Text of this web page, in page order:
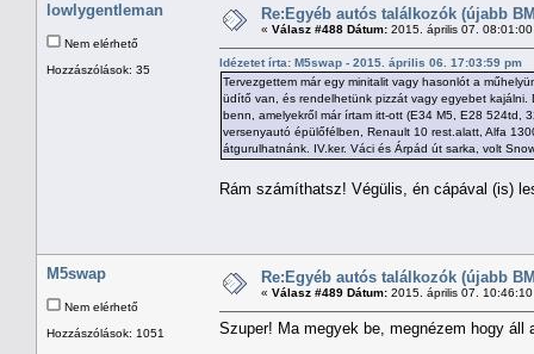
lowlygentleman
Nem elérhető
Hozzászólások: 35
Re:Egyéb autós találkozók (újabb
« Válasz #488 Dátum: 2015. április 07.
Idézetet írta: M5swap - 2015. április 06. 17:03:59 pm
Tervezgettem már egy minitalit vagy hasonlót a
üdítő van, és rendelhetünk pizzát vagy egyebet kajálni.
benn, amelyekről már írtam itt-ott (E34 M5, E28 524td,
versenyautó épülőfélben, Renault 10 rest.alatt, Alfa
átgurulhatnánk. IV.ker. Váci és Árpád út sarka, volt
Rám számíthatsz! Végülis, én cápával (is)
M5swap
Nem elérhető
Hozzászólások: 1051
Re:Egyéb autós találkozók (újabb
« Válasz #489 Dátum: 2015. április 07.
Szuper! Ma megyek be, megnézem hogy áll